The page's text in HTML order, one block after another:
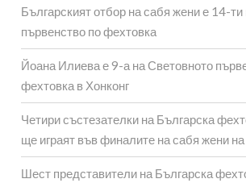
Българският отбор на сабя жени е 14-
първенство по фехтовка
Йоана Илиева е 9-а на Световното
фехтовка в Хонконг
Четири състезателки на Българска
ще играят във финалите на сабя жени
Шест представители на Българска